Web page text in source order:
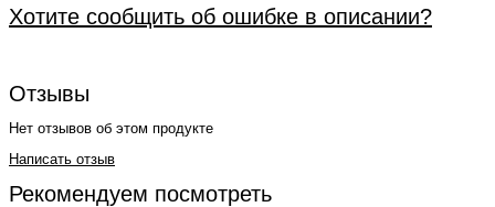
Хотите сообщить об ошибке в описании?
Отзывы
Нет отзывов об этом продукте
Написать отзыв
Рекомендуем посмотреть